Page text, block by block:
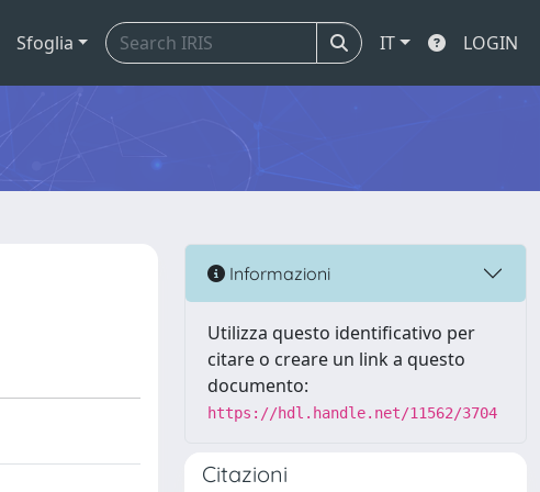
Sfoglia IT LOGIN
Informazioni
Utilizza questo identificativo per
citare o creare un link a questo
documento:
https://hdl.handle.net/11562/3704
Citazioni